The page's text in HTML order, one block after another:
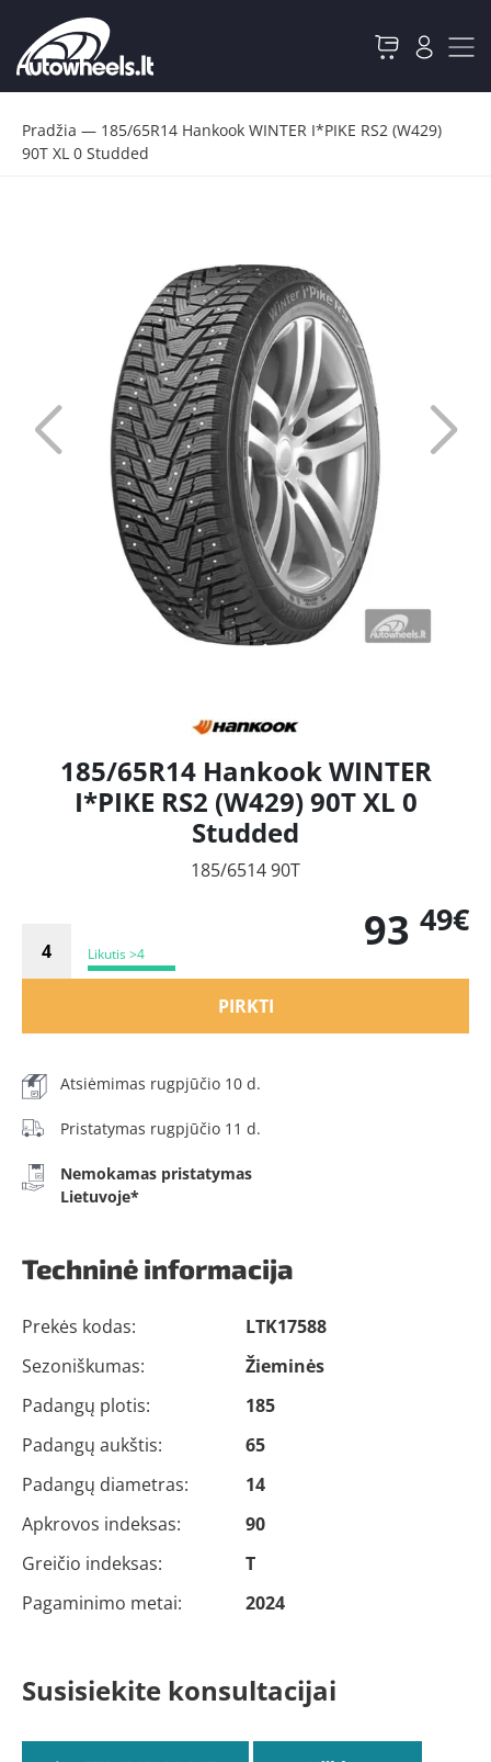
Pradžia — 185/65R14 Hankook WINTER I*PIKE RS2 (W429)
90T XL 0 Studded
185/65R14 Hankook WINTER
I*PIKE RS2 (W429) 90T XL 0
Studded
185/6514 90T
Likutis >4 93 49€
PIRKTI
Atsiėmimas rugpjūčio 10 d.
Pristatymas rugpjūčio 11 d.
Nemokamas pristatymas
Lietuvoje*
Techninė informacija
Prekės kodas:
LTK17588
Sezoniškumas:
Žieminės
Padangų plotis:
185
Padangų aukštis:
65
Padangų diametras:
14
Apkrovos indeksas:
90
Greičio indeksas:
T
Pagaminimo metai:
2024
Susisiekite konsultacijai